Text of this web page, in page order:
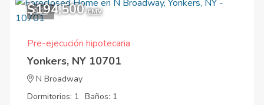
9
$194,500 EMV
Pre-ejecución hipotecaria
Yonkers, NY 10701
N Broadway
Dormitorios: 1 Baños: 1